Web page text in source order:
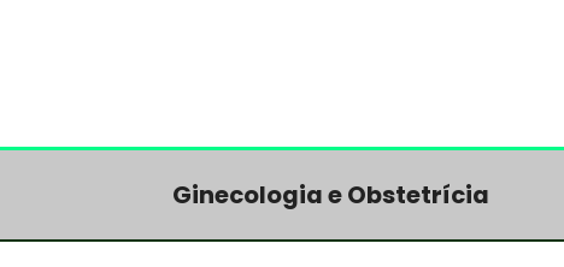
Ginecologia e Obstetrícia